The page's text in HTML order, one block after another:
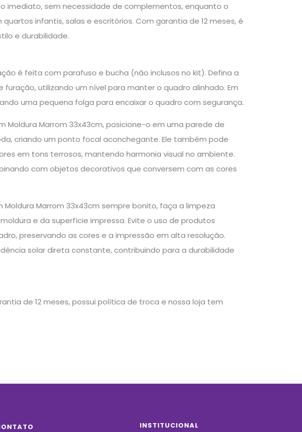
imediato, sem necessidade de complementos, enquanto o
infantis, salas e escritórios. Com garantia de 12 meses, é
e durabilidade.
é feita com parafuso e bucha (não inclusos no kit). Defina a
utilizando um nível para manter o quadro alinhado. Em
uma pequena folga para encaixar o quadro com segurança.
Moldura Marrom 33x43cm, posicione-o em uma parede de
criando um ponto focal aconchegante. Ele também pode
em tons terrosos, mantendo harmonia visual no ambiente.
com objetos decorativos que conversem com as cores
Marrom 33x43cm sempre bonito, faça a limpeza
e da superfície impressa. Evite o uso de produtos
preservando as cores e a impressão em alta resolução.
solar direta constante, contribuindo para a durabilidade
de 12 meses, possui política de troca e nossa loja tem
INSTITUCIONAL